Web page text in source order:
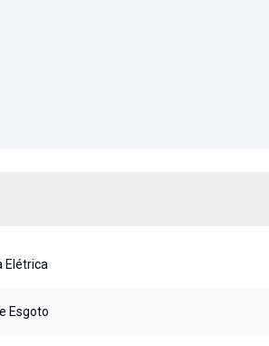
Elétrica
Esgoto